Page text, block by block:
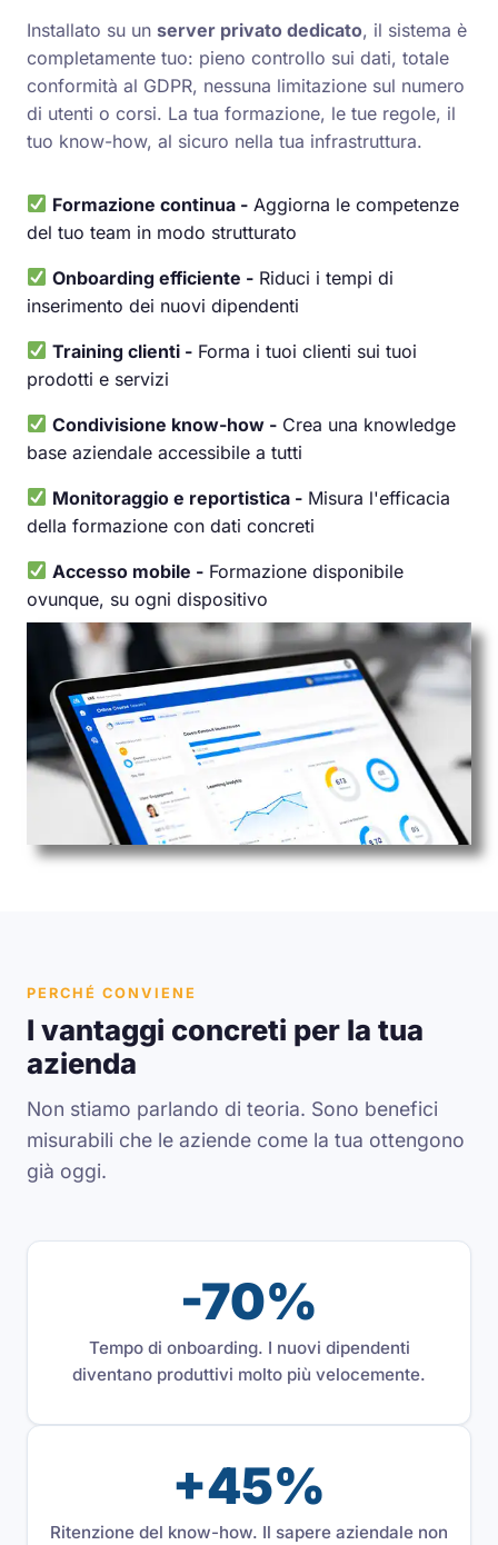
Installato su un server privato dedicato, il sistema è
completamente tuo: pieno controllo sui dati, totale
conformità al GDPR, nessuna limitazione sul numero
di utenti o corsi. La tua formazione, le tue regole, il
tuo know-how, al sicuro nella tua infrastruttura.
Formazione continua - Aggiorna le competenze
del tuo team in modo strutturato
Onboarding efficiente - Riduci i tempi di
inserimento dei nuovi dipendenti
Training clienti - Forma i tuoi clienti sui tuoi
prodotti e servizi
Condivisione know-how - Crea una knowledge
base aziendale accessibile a tutti
Monitoraggio e reportistica - Misura l'efficacia
della formazione con dati concreti
Accesso mobile - Formazione disponibile
ovunque, su ogni dispositivo
PERCHÉ CONVIENE
I vantaggi concreti per la tua
azienda
Non stiamo parlando di teoria. Sono benefici
misurabili che le aziende come la tua ottengono
già oggi.
-70%
Tempo di onboarding. I nuovi dipendenti
diventano produttivi molto più velocemente.
+45%
Ritenzione del know-how. Il sapere aziendale non